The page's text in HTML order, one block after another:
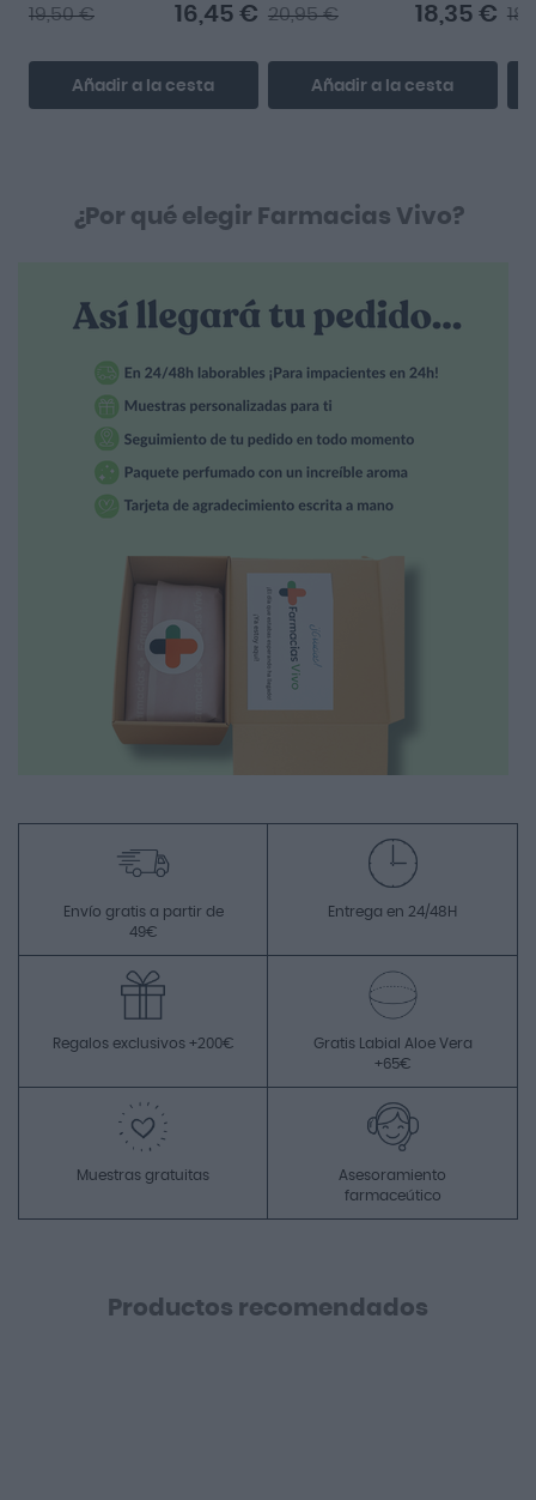
16,45 €
19,50 €
Añadir a la cesta
18,35 €
20,95 €
Añadir a la cesta
¿Por qué elegir Farmacias Vivo?
Envío gratis a partir de
49€
Entrega en 24/48H
Regalos exclusivos +200€
Gratis Labial Aloe Vera
+65€
Muestras gratuitas
Asesoramiento
farmaceútico
Productos recomendados